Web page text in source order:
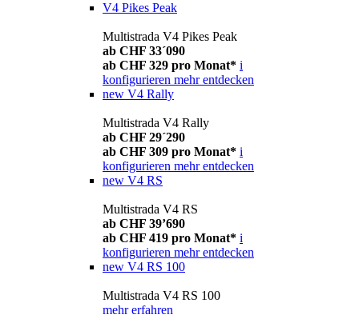
V4 Pikes Peak
Multistrada V4 Pikes Peak
ab CHF 33´090
ab CHF 329 pro Monat* i
konfigurieren mehr entdecken
new V4 Rally
Multistrada V4 Rally
ab CHF 29´290
ab CHF 309 pro Monat* i
konfigurieren mehr entdecken
new V4 RS
Multistrada V4 RS
ab CHF 39’690
ab CHF 419 pro Monat* i
konfigurieren mehr entdecken
new V4 RS 100
Multistrada V4 RS 100
mehr erfahren